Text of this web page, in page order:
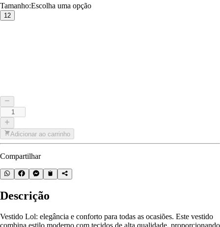
Tamanho:Escolha uma opção
12
Adicionar ao carrinho
Compartilhar
Descrição
Vestido Lol: elegância e conforto para todas as ocasiões. Este vestido